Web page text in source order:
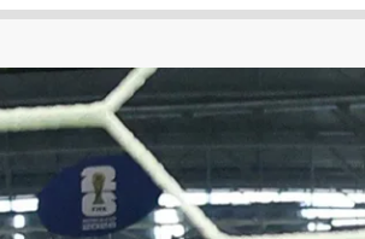
تصفيات أفريقيا
ليون
أمين غويري